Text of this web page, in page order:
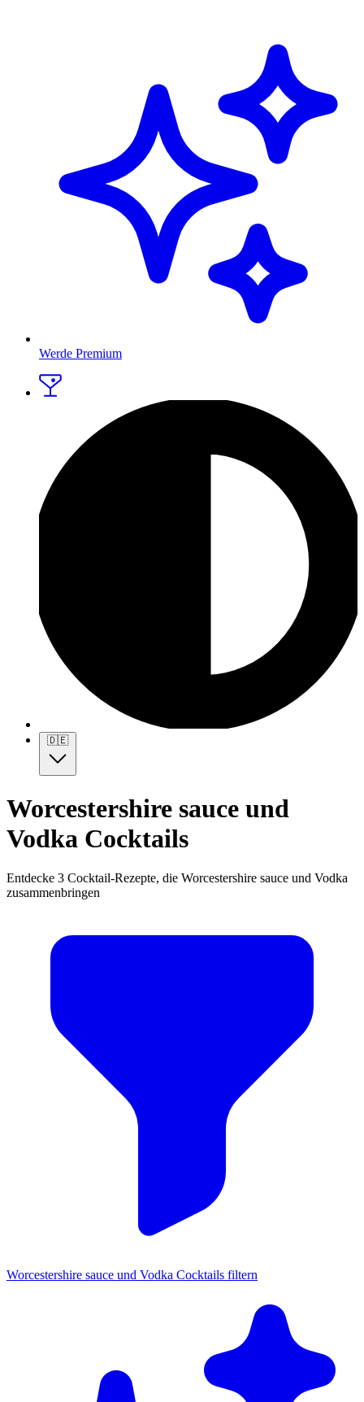
Werde Premium
🇩🇪
Worcestershire sauce und
Vodka Cocktails
Entdecke 3 Cocktail-Rezepte, die Worcestershire sauce und Vodka
zusammenbringen
Worcestershire sauce und Vodka Cocktails filtern